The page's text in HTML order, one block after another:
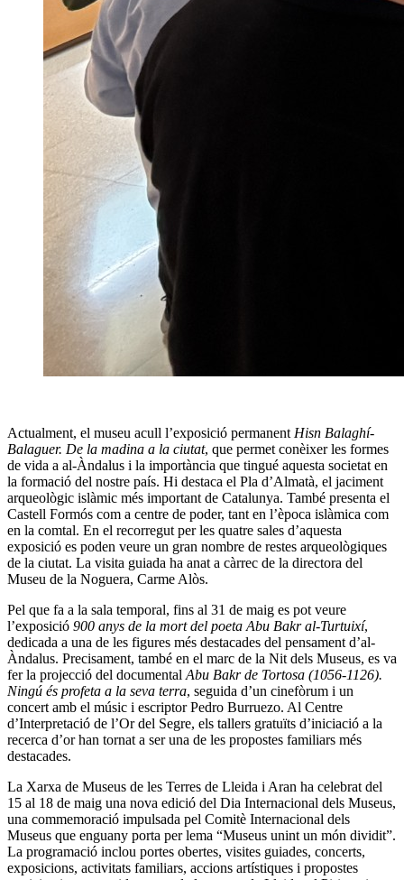
Actualment, el museu acull l’exposició permanentHisn Balaghí-
Balaguer. De la madina a la ciutat, que permet conèixer les formes
de vida a al-Àndalus i la importància que tingué aquesta societat en
la formació del nostre país. Hi destaca el Pla d’Almatà, el jaciment
arqueològic islàmic més important de Catalunya. També presenta el
Castell Formós com a centre de poder, tant en l’època islàmica com
en la comtal. En el recorregut per les quatre sales d’aquesta
exposició es poden veure un gran nombre de restes arqueològiques
de la ciutat. La visita guiada ha anat a càrrec de la directora del
Museu de la Noguera, Carme Alòs.
Pel que fa a la sala temporal, fins al 31 de maig es pot veure
l’exposició 900 anys de la mort del poeta Abu Bakr al-Turtuixí,
dedicada a una de les figures més destacades del pensament d’al-
Àndalus. Precisament, també en el marc de la Nit dels Museus, es va
fer la projecció del documentalAbu Bakr de Tortosa (1056-1126).
Ningú és profeta a la seva terra, seguida d’un cinefòrum i un
concert amb el músic i escriptor Pedro Burruezo. Al Centre
d’Interpretació de l’Or del Segre, els tallers gratuïts d’iniciació a la
recerca d’or han tornat a ser una de les propostes familiars més
destacades.
La Xarxa de Museus de les Terres de Lleida i Aran ha celebrat del
15 al 18 de maig una nova edició del Dia Internacional dels Museus,
una commemoració impulsada pel Comitè Internacional dels
Museus que enguany porta per lema “Museus unint un món dividit”.
La programació inclou portes obertes, visites guiades, concerts,
exposicions, activitats familiars, accions artístiques i propostes